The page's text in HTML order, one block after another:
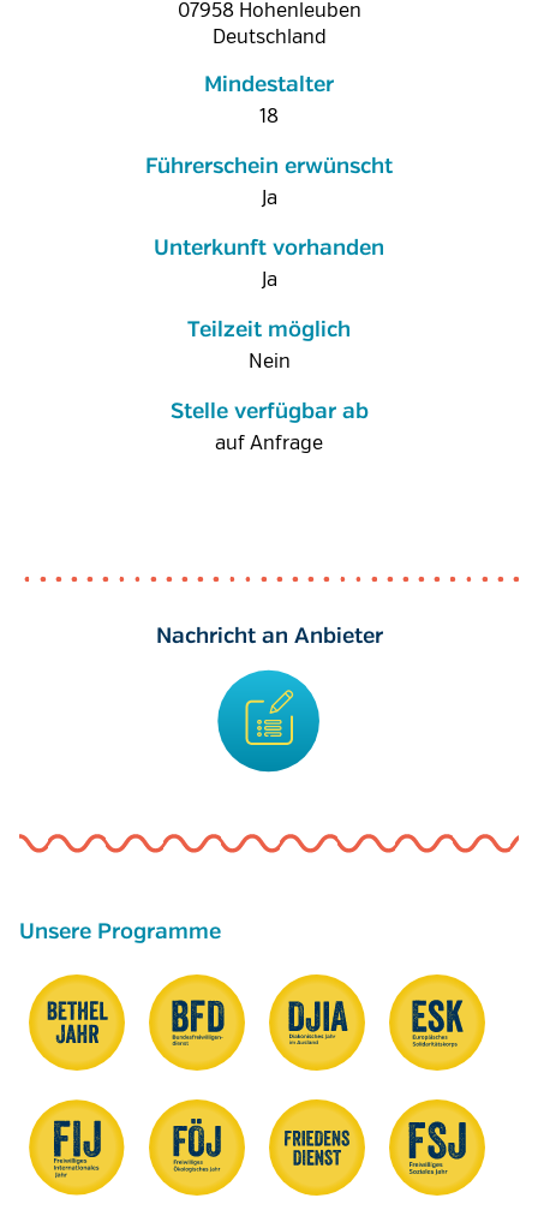
07958 Hohenleuben
Deutschland
Mindestalter
18
Führerschein erwünscht
Ja
Unterkunft vorhanden
Ja
Teilzeit möglich
Nein
Stelle verfügbar ab
auf Anfrage
Nachricht an Anbieter
Unsere Programme